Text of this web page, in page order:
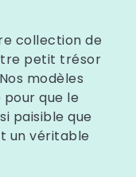
collection de
petit trésor
modèles
que le
paisible que
un véritable